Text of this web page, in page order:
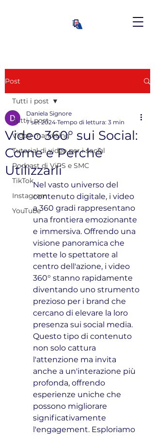
Post
Tutti i post
Video-marketing
Tutorial di video per i social
Podcast di ViPS e SMC
TikTok
Instagram
YouTube
Tutti i post
Video 360° sui Social:
Come e Perché
Utilizzarli
Daniela Signore
7 set 2024 Tempo di lettura: 3 min
Nel vasto universo del
contenuto digitale, i video
a 360 gradi rappresentano
una frontiera emozionante
e immersiva. Offrendo una
visione panoramica che
mette lo spettatore al
centro dell'azione, i video
360° stanno rapidamente
diventando uno strumento
prezioso per i brand che
cercano di elevare la loro
presenza sui social media.
Questo tipo di contenuto
non solo cattura
l'attenzione ma invita
anche a un'interazione più
profonda, offrendo
esperienze uniche che
possono migliorare
significativamente
l'engagement. Esploriamo